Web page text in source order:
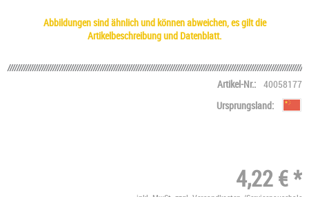
Abbildungen sind ähnlich und können abweichen, es gilt die
Artikelbeschreibung und Datenblatt.
Artikel-Nr.: 40058177
Ursprungsland:
4,22 € *